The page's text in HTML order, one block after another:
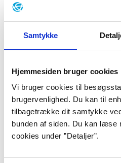
Samtykke
Hjemmesiden bruger cookies
Vi bruger cookies til
brugervenlighed. Du kan til
tilbagetrække dit samtykke
bunden af siden. Du kan læse
cookies under ”Detaljer”.
Efter debuten ”Telter i
knitrende sengetøj” (2017)
digtsamlingen
”Vågent”, der
titelløse dele, hver med 11
der rummer 12 digte.
Mange af digtene er blevet
Due i flere måneder boede i
Digterhjemmet i Sønderho.
ud mod Vesterhavet fylder